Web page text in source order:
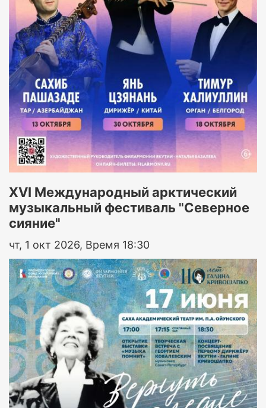
XVI Международный арктический
музыкальный фестиваль "Северное
сияние"
чт, 1 окт 2026, Время 18:30